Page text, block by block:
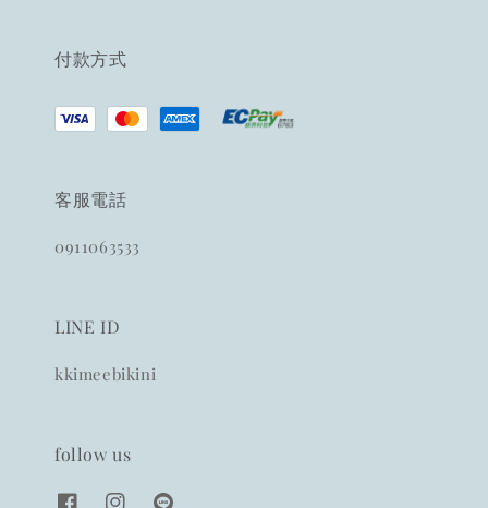
付款方式
客服電話
0911063533
LINE ID
kkimeebikini
follow us